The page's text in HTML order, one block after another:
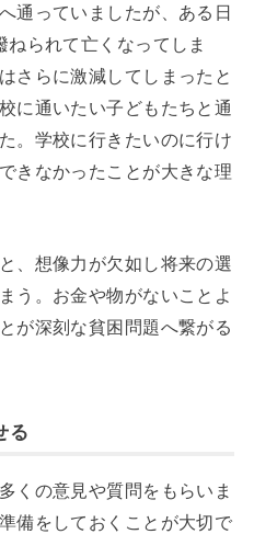
通っていましたが、ある日
られて亡くなってしま
さらに激減してしまったと
に通いたい子どもたちと通
。学校に行きたいのに行け
きなかったことが大きな理
、想像力が欠如し将来の選
う。お金や物がないことよ
が深刻な貧困問題へ繋がる
る
くの意見や質問をもらいま
備をしておくことが大切で